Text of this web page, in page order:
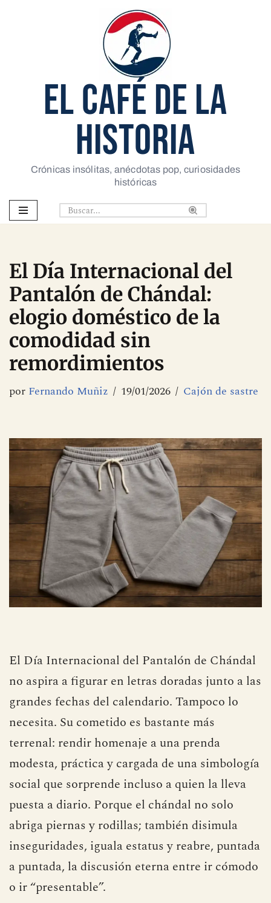
EL CAFÉ DE LA
HISTORIA
Crónicas insólitas, anécdotas pop, curiosidades
históricas
El Día Internacional del
Pantalón de Chándal:
elogio doméstico de la
comodidad sin
remordimientos
por Fernando Muñiz 19/01/2026 Cajón de sastre
El Día Internacional del Pantalón de Chándal
no aspira a figurar en letras doradas junto a las
grandes fechas del calendario. Tampoco lo
necesita. Su cometido es bastante más
terrenal: rendir homenaje a una prenda
modesta, práctica y cargada de una simbología
social que sorprende incluso a quien la lleva
puesta a diario. Porque el chándal no solo
abriga piernas y rodillas; también disimula
inseguridades, iguala estatus y reabre, puntada
a puntada, la discusión eterna entre ir cómodo
o ir “presentable”.